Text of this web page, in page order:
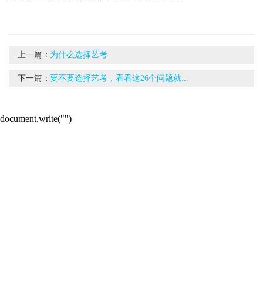
上一篇： 为什么选择艺考
下一篇：要不要选择艺考，看看这26个问题就...
document.write("")